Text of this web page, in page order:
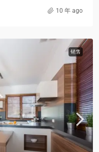
10 年 ago
销售